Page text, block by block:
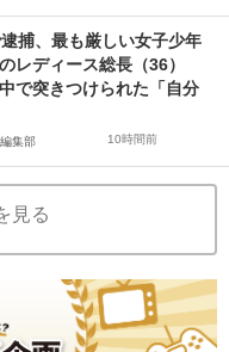
捕、最も厳しい女子少年
レディース総長（36）
で突きつけられた「自分
集部 10時間前
見る